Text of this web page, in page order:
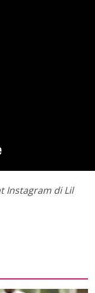
Instagram di Lil